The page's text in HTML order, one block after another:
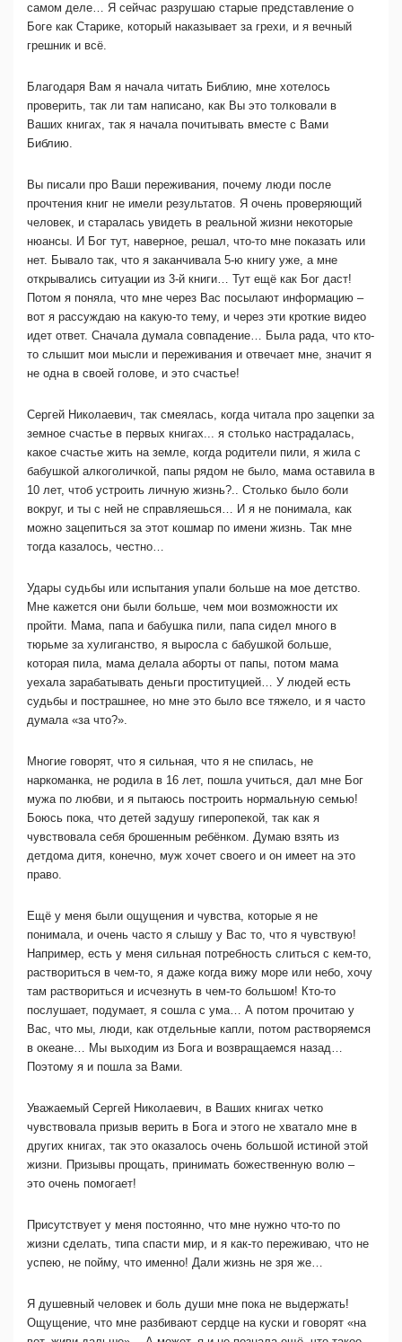
самом деле… Я сейчас разрушаю старые представление о
Боге как Старике, который наказывает за грехи, и я вечный
грешник и всё.
Благодаря Вам я начала читать Библию, мне хотелось
проверить, так ли там написано, как Вы это толковали в
Ваших книгах, так я начала почитывать вместе с Вами
Библию.
Вы писали про Ваши переживания, почему люди после
прочтения книг не имели результатов. Я очень проверяющий
человек, и старалась увидеть в реальной жизни некоторые
нюансы. И Бог тут, наверное, решал, что-то мне показать или
нет. Бывало так, что я заканчивала 5-ю книгу уже, а мне
открывались ситуации из 3-й книги… Тут ещё как Бог даст!
Потом я поняла, что мне через Вас посылают информацию –
вот я рассуждаю на какую-то тему, и через эти кроткие видео
идет ответ. Сначала думала совпадение… Была рада, что кто-
то слышит мои мысли и переживания и отвечает мне, значит я
не одна в своей голове, и это счастье!
Сергей Николаевич, так смеялась, когда читала про зацепки за
земное счастье в первых книгах... я столько настрадалась,
какое счастье жить на земле, когда родители пили, я жила с
бабушкой алкоголичкой, папы рядом не было, мама оставила в
10 лет, чтоб устроить личную жизнь?.. Столько было боли
вокруг, и ты с ней не справляешься… И я не понимала, как
можно зацепиться за этот кошмар по имени жизнь. Так мне
тогда казалось, честно…
Удары судьбы или испытания упали больше на мое детство.
Мне кажется они были больше, чем мои возможности их
пройти. Мама, папа и бабушка пили, папа сидел много в
тюрьме за хулиганство, я выросла с бабушкой больше,
которая пила, мама делала аборты от папы, потом мама
уехала зарабатывать деньги проституцией… У людей есть
судьбы и пострашнее, но мне это было все тяжело, и я часто
думала «за что?».
Многие говорят, что я сильная, что я не спилась, не
наркоманка, не родила в 16 лет, пошла учиться, дал мне Бог
мужа по любви, и я пытаюсь построить нормальную семью!
Боюсь пока, что детей задушу гиперопекой, так как я
чувствовала себя брошенным ребёнком. Думаю взять из
детдома дитя, конечно, муж хочет своего и он имеет на это
право.
Ещё у меня были ощущения и чувства, которые я не
понимала, и очень часто я слышу у Вас то, что я чувствую!
Например, есть у меня сильная потребность слиться с кем-то,
раствориться в чем-то, я даже когда вижу море или небо, хочу
там раствориться и исчезнуть в чем-то большом! Кто-то
послушает, подумает, я сошла с ума… А потом прочитаю у
Вас, что мы, люди, как отдельные капли, потом растворяемся
в океане… Мы выходим из Бога и возвращаемся назад…
Поэтому я и пошла за Вами.
Уважаемый Сергей Николаевич, в Ваших книгах четко
чувствовала призыв верить в Бога и этого не хватало мне в
других книгах, так это оказалось очень большой истиной этой
жизни. Призывы прощать, принимать божественную волю –
это очень помогает!
Присутствует у меня постоянно, что мне нужно что-то по
жизни сделать, типа спасти мир, и я как-то переживаю, что не
успею, не пойму, что именно! Дали жизнь не зря же…
Я душевный человек и боль души мне пока не выдержать!
Ощущение, что мне разбивают сердце на куски и говорят «на